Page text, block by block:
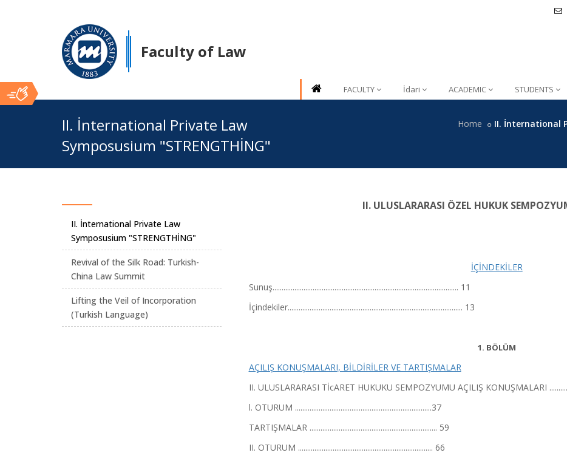
Faculty of Law
FACULTY İdari ACADEMIC STUDENTS
İçerik
II. İnternational Private Law
Symposusium "STRENGTHİNG"
Home II. İnternational
II. ULUSLARARASI ÖZEL HUKUK
İÇİNDEKİLER
Sunuş...................................................................................................... 11
İçindekiler................................................................................................ 13
1. BÖLÜM
AÇILIŞ KONUŞMALARI, BİLDİRİLER VE TARTIŞMALAR
II. ULUSLARARASI TİcARET HUKUKU SEMPOZYUMU AÇILIŞ KONUŞMALARI
l. OTURUM ...........................................................................37
TARTIŞMALAR ...................................................................... 59
II. OTURUM .......................................................................... 66
II. İnternational Private Law
Symposusium "STRENGTHİNG"
Revival of the Silk Road: Turkish-
China Law Summit
Lifting the Veil of Incorporation
(Turkish Language)